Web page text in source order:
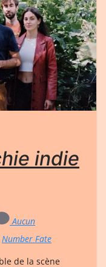
indie
Aucun
Number Fate
de la scène